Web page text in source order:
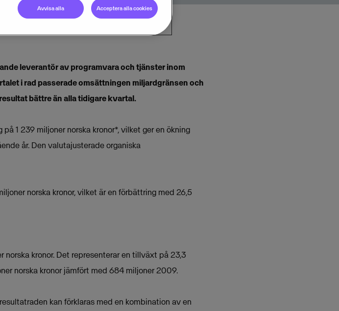
leverantör av programvara och tjänster inom
i rad passerade omsättningen miljardgränsen och
bättre än alla tidigare kvartal.
1 239 miljoner norska kronor*, vilket ger en ökning
år. Den valutajusterade organiska
norska kronor, vilket är en förbättring med 26,5
kronor. Det representerar en tillväxt på 23,3
norska kronor jämfört med 684 miljoner 2009.
kan förklaras med en kombination av en
Avvisa alla Acceptera alla cookies